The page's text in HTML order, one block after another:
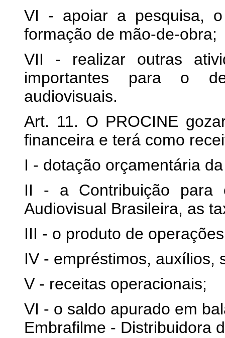
VI - apoiar a pesquisa,
formação de mão-de-obra;
VII - realizar outras
importantes para o
audiovisuais.
Art. 11. O PROCINE
financeira e terá como
I - dotação orçamentária
II - a Contribuição para
Audiovisual Brasileira, as
III - o produto de
IV - empréstimos, auxílios,
V - receitas operacionais;
VI - o saldo apurado em
Embrafilme - Distribuidora